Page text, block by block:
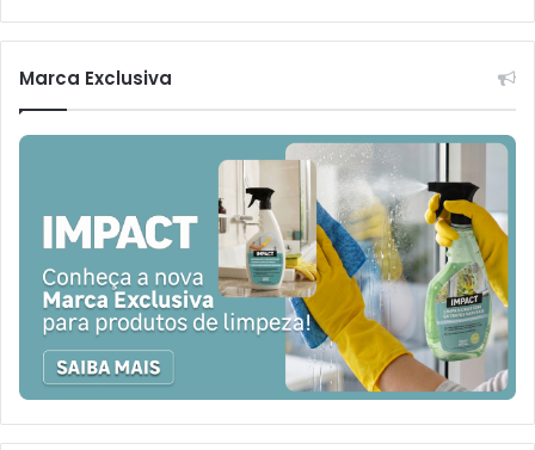
Marca Exclusiva